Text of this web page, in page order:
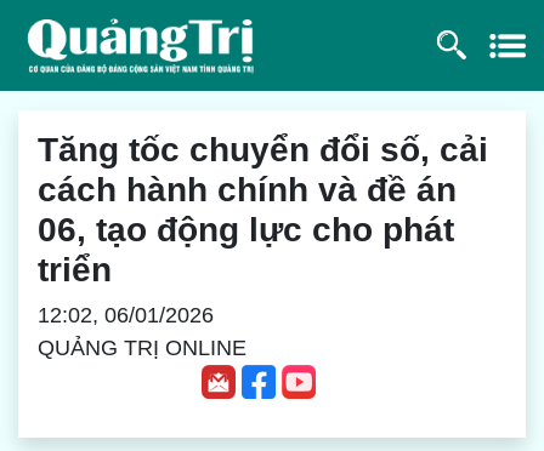
Tăng tốc chuyển đổi số, cải
cách hành chính và đề án
06, tạo động lực cho phát
triển
12:02, 06/01/2026
QUẢNG TRỊ ONLINE